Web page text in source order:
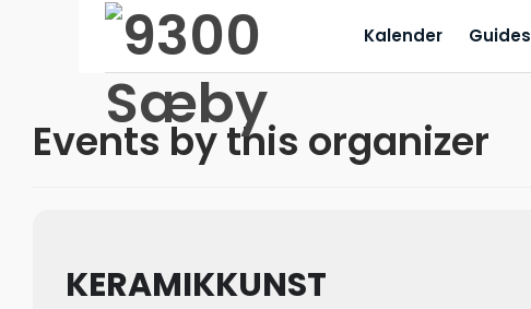
Kalender Guides
Events by this organizer
KERAMIKKUNST